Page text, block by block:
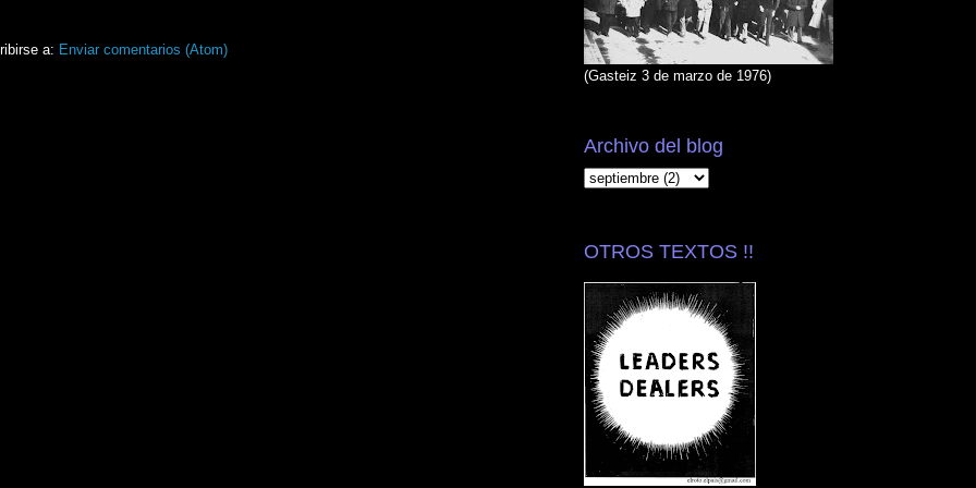
a: Enviar comentarios (Atom)
(Gasteiz 3 de marzo de 1976)
Archivo del blog
OTROS TEXTOS !!